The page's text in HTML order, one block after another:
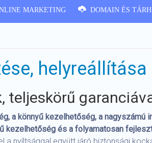
MARKETING DOMAIN ÉS
helyreállítása
teljeskörű
a könnyű kezelhetőség, a nagyszámú
kezelhetőség és a folyamatosan
a nyíltsággal együtt járó biztonsági